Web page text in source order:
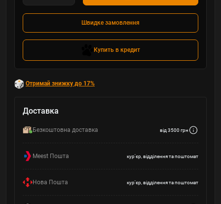
Швидке замовлення
Купить в кредит
Отримай знижку до 17%
Доставка
Безкоштовна доставка від 3500 грн
Meest Пошта кур'єр, відділення та поштомат
Нова Пошта кур'єр, відділення та поштомат